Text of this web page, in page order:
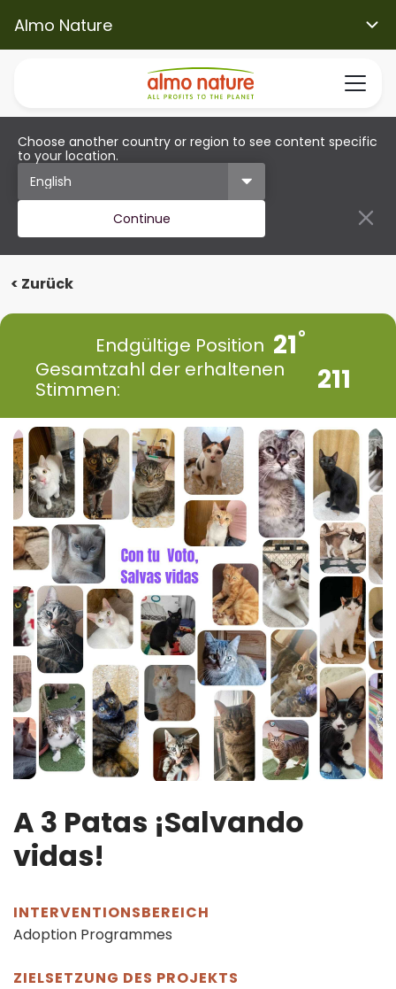
Almo Nature
Choose another country or region to see content specific
to your location.
Continue
< Zurück
Endgültige Position 21
Gesamtzahl der erhaltenen
Stimmen:
211
A 3 Patas ¡Salvando
vidas!
INTERVENTIONSBEREICH
Adoption Programmes
ZIELSETZUNG DES PROJEKTS